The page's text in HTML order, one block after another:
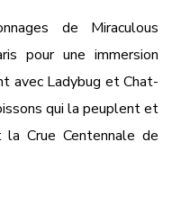
de Miraculous
pour une immersion
avec Ladybug et Chat-
qui la peuplent et
Crue Centennale de